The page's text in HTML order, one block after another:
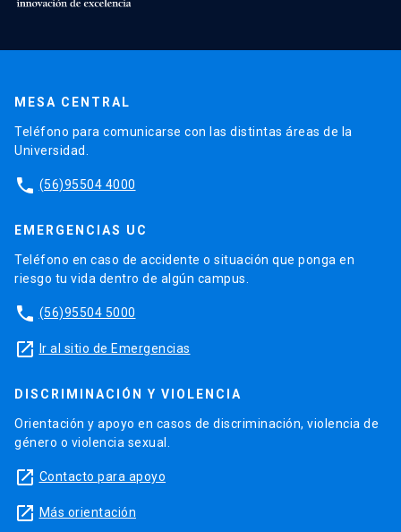
MESA CENTRAL
Teléfono para comunicarse con las distintas áreas de la
Universidad.
phone (56)95504 4000
EMERGENCIAS UC
Teléfono en caso de accidente o situación que ponga en
riesgo tu vida dentro de algún campus.
phone (56)95504 5000
launch Ir al sitio de Emergencias
DISCRIMINACIÓN Y VIOLENCIA
Orientación y apoyo en casos de discriminación, violencia de
género o violencia sexual.
launch Contacto para apoyo
launch Más orientación